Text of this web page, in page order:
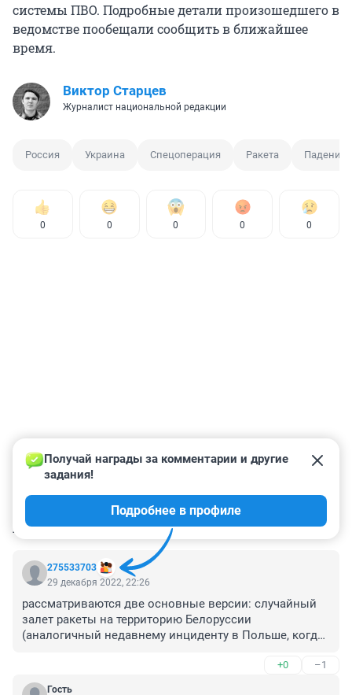
системы ПВО. Подробные детали произошедшего в
ведомстве пообещали сообщить в ближайшее
время.
Виктор Старцев
Журналист национальной редакции
Россия Украина Спецоперация Ракета Падение
0 0 0 0 0
КОММЕНТАРИИ 3
275533703
Получай награды за комментарии и другие
задания!
Подробнее в профиле
29 декабря 2022, 22:26
рассматриваются две основные версии: случайный
залет ракеты на территорию Белоруссии
(аналогичный недавнему инциденту в Польше, когда
ПВО Белоруссии.как обычно никакой правдивой
конкретики .видимо ещё не решили в каком
+0 –1
Гость